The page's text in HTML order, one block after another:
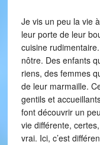
Je vis un peu la vie
leur porte de leur
cuisine
nôtre. Des enfants
riens, des femmes
de leur marmaille.
gentils et
font découvrir un
vie différente,
vrai. Ici, c’est